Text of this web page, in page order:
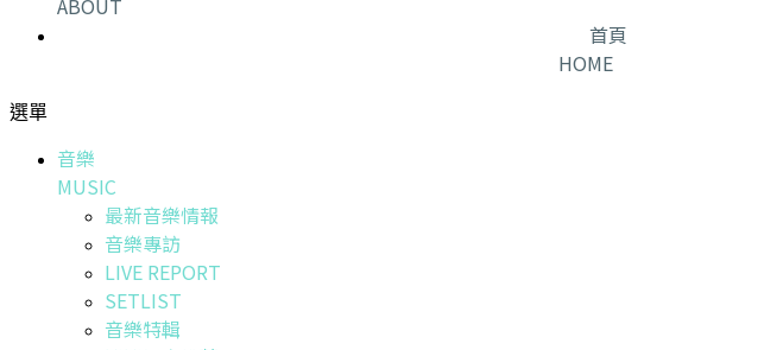
ABOUT
首頁
HOME
選單
音樂
MUSIC
最新音樂情報
音樂專訪
LIVE REPORT
SETLIST
音樂特輯